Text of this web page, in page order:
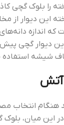
را بلوک گچی
این دیوار از
اندازه
دیوار گچی
شیشه
آتش
هنگام انتخاب
در این میان،